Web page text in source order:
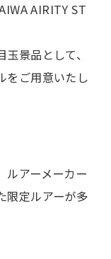
AIRITY ST
景品として、
をご用意いたし
ルアーメーカー
限定ルアーが多